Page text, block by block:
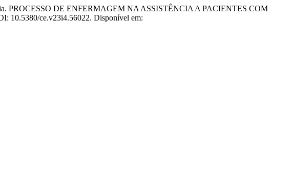
PROCESSO DE ENFERMAGEM NA ASSISTÊNCIA A PACIENTES COM
10.5380/ce.v23i4.56022. Disponível em: